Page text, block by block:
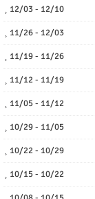
12/03 - 12/10
11/26 - 12/03
11/19 - 11/26
11/12 - 11/19
11/05 - 11/12
10/29 - 11/05
10/22 - 10/29
10/15 - 10/22